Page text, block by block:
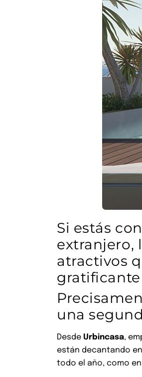
Si estás
extranjero,
atractivos
una
Desde Urbincasa,
están decantando
todo el año, como